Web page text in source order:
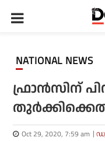
NATIONAL NEWS
ഫ്രാന്‍സിന്
Oct 29, 2020, 7:59 am